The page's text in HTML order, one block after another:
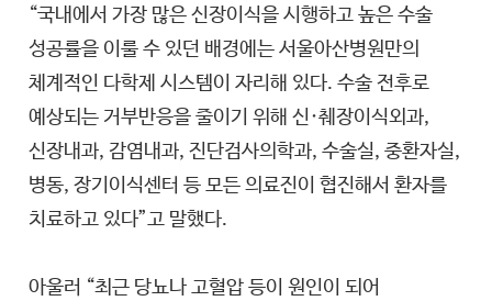
“국내에서 가장 많은 신장이식을 시행하고 높은 수술
성공률을 이룰 수 있던 배경에는 서울아산병원만의
체계적인 다학제 시스템이 자리해 있다. 수술 전후로
예상되는 거부반응을 줄이기 위해 신·췌장이식외과,
신장내과, 감염내과, 진단검사의학과, 수술실, 중환자실,
병동, 장기이식센터 등 모든 의료진이 협진해서 환자를
치료하고 있다”고 말했다.
아울러 “최근 당뇨나 고혈압 등이 원인이 되어